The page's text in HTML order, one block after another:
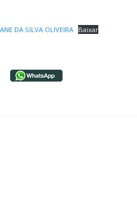
DA SILVA OLIVEIRA Baixar